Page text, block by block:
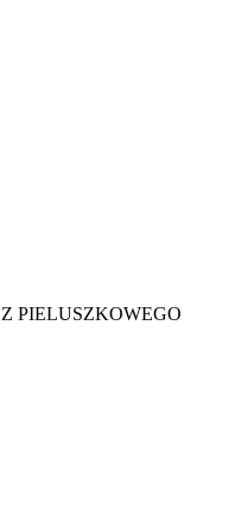
PIELUSZKOWEGO